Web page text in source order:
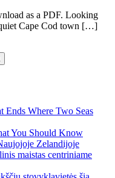
as a PDF. Looking
Cape Cod town […]
Ends Where Two Seas
You Should Know
Zelandijoje
maistas centriniame